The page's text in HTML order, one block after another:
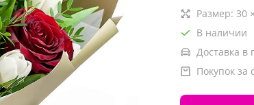
Размер: 30 ×
В наличии
Доставка в
Покупок за